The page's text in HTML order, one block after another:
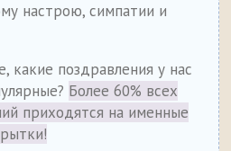
настрою, симпатии и
какие поздравления у нас
Более 60% всех
приходятся на именные